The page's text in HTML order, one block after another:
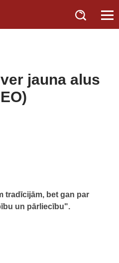
jauna alus
tradīcijām, bet gan par
un pārliecību".